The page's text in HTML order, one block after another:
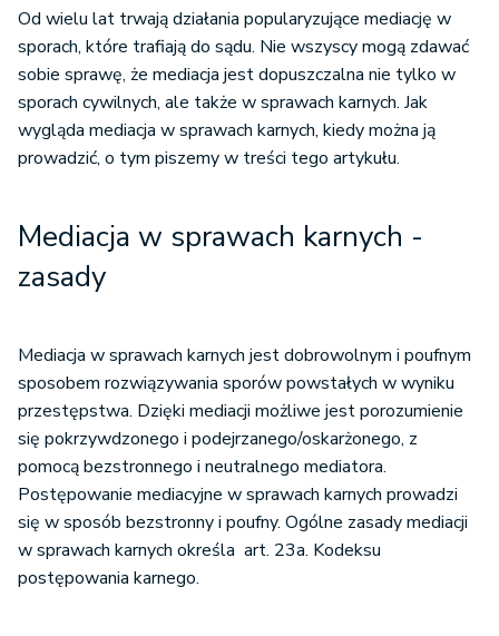
Kto prowadzi mediację?
Zgoda na mediację?
Mediator – warunki, jakie musi spełnić, kto nie może nim być
Udostępnienie akt sprawy mediatorowi na potrzeby
prowadzenia mediacji
Sprawozdanie z mediacji
Skutki zawarcia ugody w mediacji
Przebieg mediacji
Miejsce prowadzenia mediacji
Od wielu lat trwają działania popularyzujące mediację w
sporach, które trafiają do sądu. Nie wszyscy mogą zdawać
sobie sprawę, że mediacja jest dopuszczalna nie tylko w
sporach cywilnych, ale także w sprawach karnych. Jak
wygląda mediacja w sprawach karnych, kiedy można ją
prowadzić, o tym piszemy w treści tego artykułu.
Mediacja w sprawach karnych -
zasady
Mediacja w sprawach karnych jest dobrowolnym i poufnym
sposobem rozwiązywania sporów powstałych w wyniku
przestępstwa. Dzięki mediacji możliwe jest porozumienie
się pokrzywdzonego i podejrzanego/oskarżonego, z
pomocą bezstronnego i neutralnego mediatora.
Postępowanie mediacyjne w sprawach karnych prowadzi
się w sposób bezstronny i poufny. Ogólne zasady mediacji
w sprawach karnych określa art. 23a. Kodeksu
postępowania karnego.